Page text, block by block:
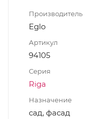
Производитель
Eglo
Артикул
94105
Серия
Riga
Назначение
сад, фасад